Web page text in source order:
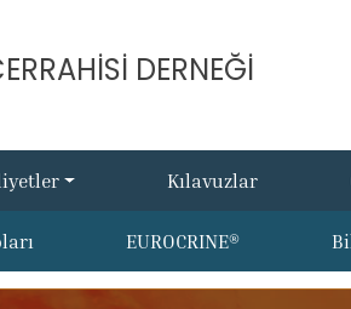
DERNEĞİ
Kılavuzlar
EUROCRINE®